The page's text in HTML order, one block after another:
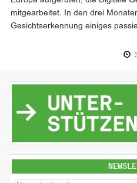
mitgearbeitet. In den drei
Gesichtserkennung einiges